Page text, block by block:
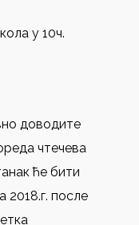
у 10ч.
доводите
чтечева
ће бити
после